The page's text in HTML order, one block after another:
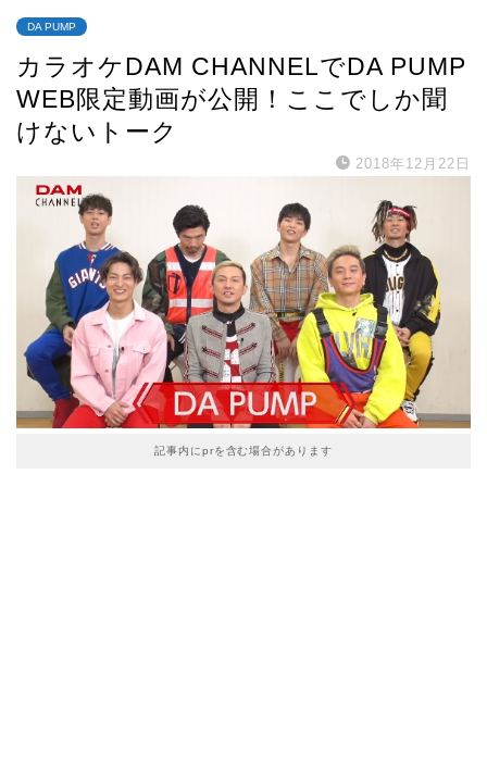
DA PUMP
カラオケDAM CHANNELでDA PUMP
WEB限定動画が公開！ここでしか聞
けないトーク
2018年12月22日
記事内にprを含む場合があります